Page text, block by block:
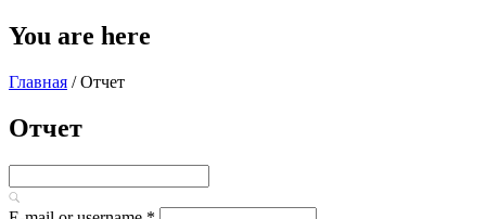
You are here
Главная / Отчет
Отчет